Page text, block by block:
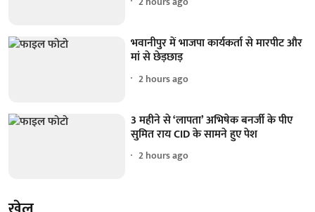
भवानीपुर में भाजपा कार्यकर्ता से मारपीट और
मां से छेड़छाड़
2 hours ago
3 महीने से ‘लापता’ अभिषेक बनर्जी के पीए
सुमित राय CID के सामने हुए पेश
2 hours ago